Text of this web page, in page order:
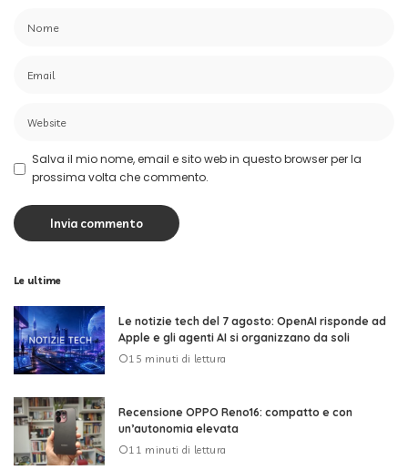
Salva il mio nome, email e sito web in questo browser per la
prossima volta che commento.
Le ultime
Le notizie tech del 7 agosto: OpenAI risponde ad
Apple e gli agenti AI si organizzano da soli
15 minuti di lettura
Recensione OPPO Reno16: compatto e con
un’autonomia elevata
11 minuti di lettura